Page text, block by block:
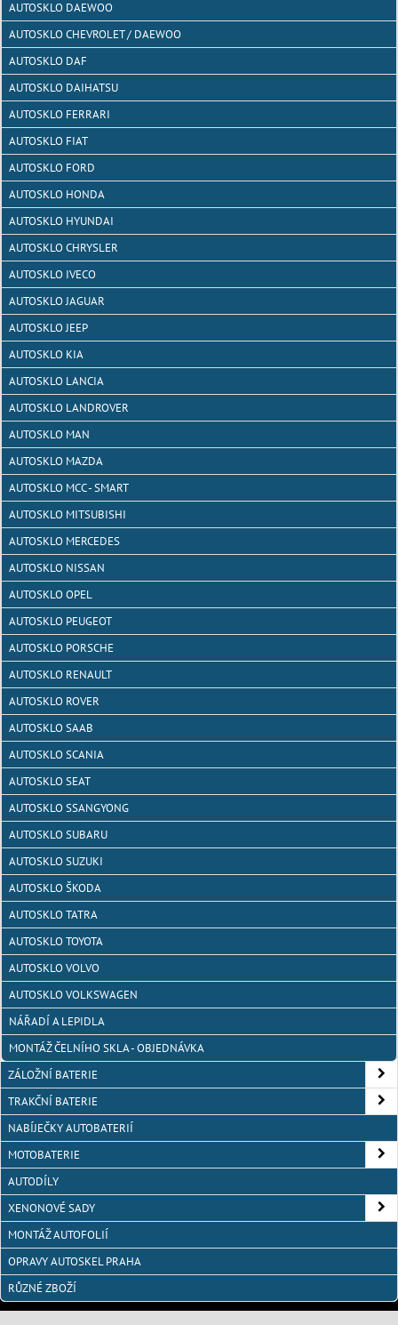
AUTOSKLO DAEWOO
AUTOSKLO CHEVROLET / DAEWOO
AUTOSKLO DAF
AUTOSKLO DAIHATSU
AUTOSKLO FERRARI
AUTOSKLO FIAT
AUTOSKLO FORD
AUTOSKLO HONDA
AUTOSKLO HYUNDAI
AUTOSKLO CHRYSLER
AUTOSKLO IVECO
AUTOSKLO JAGUAR
AUTOSKLO JEEP
AUTOSKLO KIA
AUTOSKLO LANCIA
AUTOSKLO LANDROVER
AUTOSKLO MAN
AUTOSKLO MAZDA
AUTOSKLO MCC - SMART
AUTOSKLO MITSUBISHI
AUTOSKLO MERCEDES
AUTOSKLO NISSAN
AUTOSKLO OPEL
AUTOSKLO PEUGEOT
AUTOSKLO PORSCHE
AUTOSKLO RENAULT
AUTOSKLO ROVER
AUTOSKLO SAAB
AUTOSKLO SCANIA
AUTOSKLO SEAT
AUTOSKLO SSANGYONG
AUTOSKLO SUBARU
AUTOSKLO SUZUKI
AUTOSKLO ŠKODA
AUTOSKLO TATRA
AUTOSKLO TOYOTA
AUTOSKLO VOLVO
AUTOSKLO VOLKSWAGEN
NÁŘADÍ A LEPIDLA
MONTÁŽ ČELNÍHO SKLA - OBJEDNÁVKA
ZÁLOŽNÍ BATERIE
TRAKČNÍ BATERIE
NABÍJEČKY AUTOBATERIÍ
MOTOBATERIE
AUTODÍLY
XENONOVÉ SADY
MONTÁŽ AUTOFOLIÍ
OPRAVY AUTOSKEL PRAHA
RŮZNÉ ZBOŽÍ